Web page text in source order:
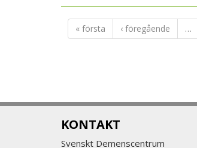
« första ‹ föregående …
KONTAKT
Svenskt Demenscentrum